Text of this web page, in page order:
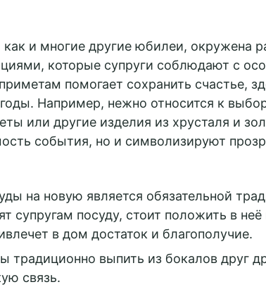
как и многие другие юбилеи, окружена
которые супруги соблюдают с
помогает сохранить счастье,
Например, нежно относится к
или другие изделия из хрусталя и
события, но и символизируют
на новую является обязательной
супругам посуду, стоит положить в
в дом достаток и благополучие.
выпить из бокалов друг
связь.